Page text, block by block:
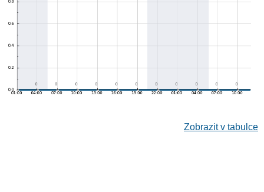
Zobrazit v tabulce